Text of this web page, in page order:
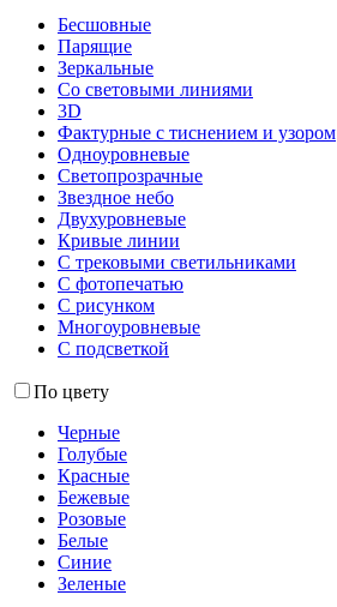
Бесшовные
Парящие
Зеркальные
Со световыми линиями
3D
Фактурные с тиснением и узором
Одноуровневые
Светопрозрачные
Звездное небо
Двухуровневые
Кривые линии
С трековыми светильниками
С фотопечатью
С рисунком
Многоуровневые
С подсветкой
По цвету
Черные
Голубые
Красные
Бежевые
Розовые
Белые
Синие
Зеленые